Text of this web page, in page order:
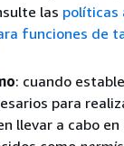
las políticas
funciones de
: cuando
para
llevar a cabo